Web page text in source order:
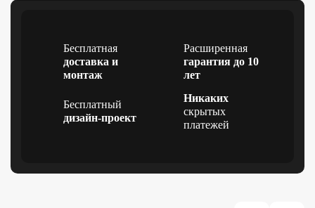
Бесплатная
доставка и
монтаж
Расширенная
гарантия до 10
лет
Бесплатный
дизайн-проект
Никаких
скрытых
платежей